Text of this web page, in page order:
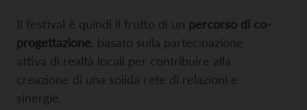
Il festival è quindi il frutto di un percorso di co-
progettazione , basato sulla partecipazione
attiva di realtà locali per contribuire alla
creazione di una solida rete di relazioni e
sinergie.